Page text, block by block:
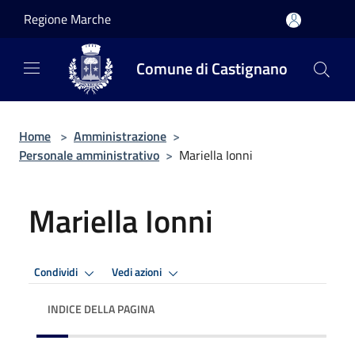
Regione Marche
Comune di Castignano
Home > Amministrazione >
Personale amministrativo > Mariella Ionni
Mariella Ionni
Condividi Vedi azioni
INDICE DELLA PAGINA